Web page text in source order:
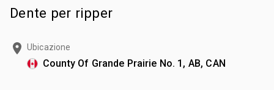
Dente per ripper
Ubicazione
County Of Grande Prairie No. 1, AB, CAN